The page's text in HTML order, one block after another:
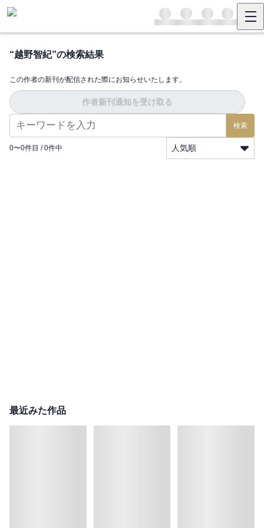
“越野智紀”の検索結果
この作者の新刊が配信された際にお知らせいたします。
作者新刊通知を受け取る
検索
0〜0件目 / 0件中 人気順
最近みた作品